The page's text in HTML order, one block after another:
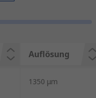
Auflösung
1350 μm